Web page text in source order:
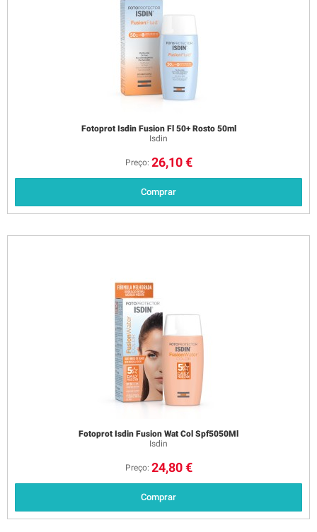
Fotoprot Isdin Fusion Fl 50+ Rosto 50ml
Isdin
Preço: 26,10 €
Comprar
Fotoprot Isdin Fusion Wat Col Spf5050Ml
Isdin
Preço: 24,80 €
Comprar